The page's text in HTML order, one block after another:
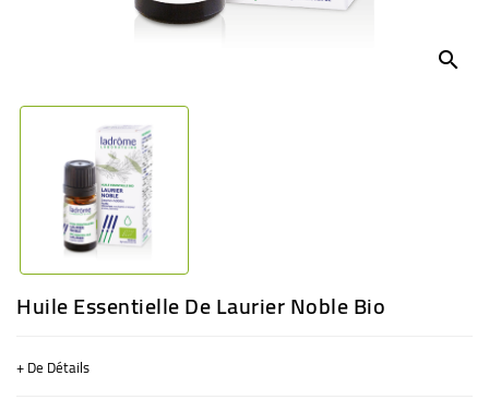
search
Huile Essentielle De Laurier Noble Bio
+ De Détails